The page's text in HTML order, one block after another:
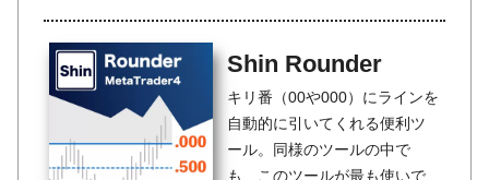
Shin Rounder
キリ番（00や000）にラインを
自動的に引いてくれる便利ツ
ール。同様のツールの中で
も、このツールが最も使いで